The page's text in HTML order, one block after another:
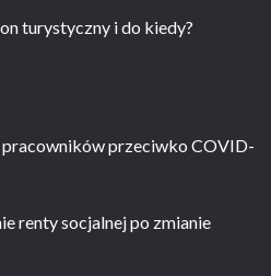
turystyczny i do kiedy?
przeciwko COVID-
renty socjalnej po zmianie